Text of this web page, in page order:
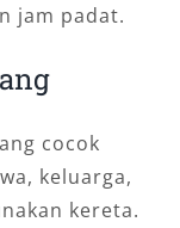
jam padat.
cocok
keluarga,
kereta.